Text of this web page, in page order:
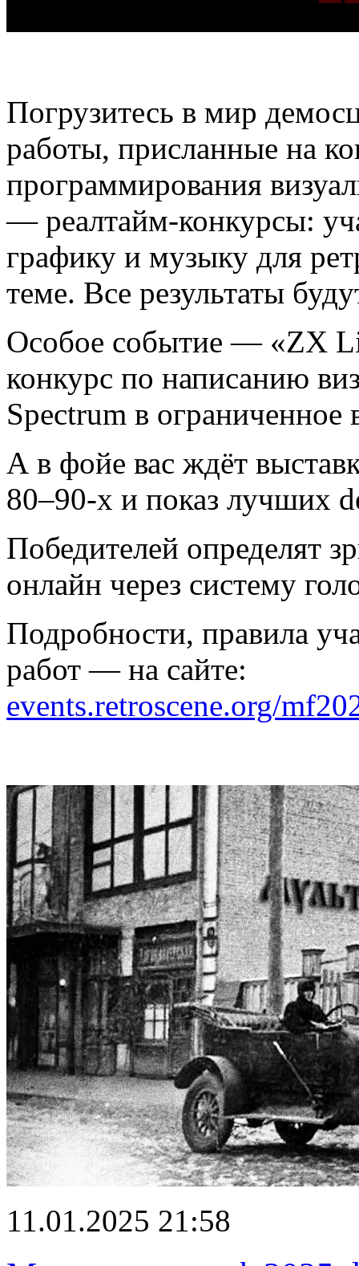
Погрузитесь в мир
работы, присланные на
программирования
— реалтайм-конкурсы:
графику и музыку для
теме. Все результаты
Особое событие — «ZX
конкурс по написанию
Spectrum в
А в фойе вас ждёт
80–90-х и показ лучших
Победителей определят
онлайн через систему
Подробности, правила
работ — на сайте:
events.retroscene.org/
11.01.2025 21:58